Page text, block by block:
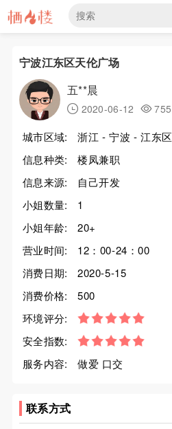
宁波江东区天伦广场
五**晨
2020-06-12 755
城市区域:
浙江 - 宁波 - 江东区
信息种类:
楼凤兼职
信息来源:
自己开发
小姐数量:
1
小姐年龄:
20+
营业时间:
12：00-24：00
消费日期:
2020-5-15
消费价格:
500
环境评分:
安全指数:
服务内容:
做爱 口交
联系方式